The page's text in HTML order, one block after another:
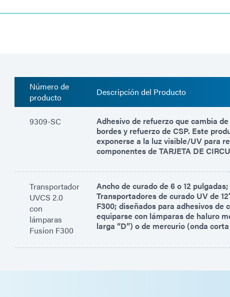
Número de
producto
Descripción del Producto
9309-SC
Adhesivo de refuerzo que cambia
bordes y refuerzo de CSP. Este
exponerse a la luz visible/UV para
componentes de TARJETA DE
Transportador
UVCS 2.0
con
lámparas
Fusion F300
Ancho de curado de 6 o 12
Transportadores de curado UV de
F300; diseñados para adhesivos de
equiparse con lámparas de haluro
larga “D”) o de mercurio (onda corta